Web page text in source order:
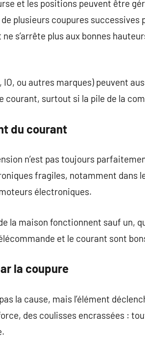
et les positions peuvent être
plusieurs coupures successives
s’arrête plus aux bonnes
ou autres marques) peuvent
courant, surtout si la pile de la
du courant
n’est pas toujours
fragiles, notamment dans
électroniques.
la maison fonctionnent sauf un,
et le courant sont
la coupure
la cause, mais l’élément
des coulisses encrassées :